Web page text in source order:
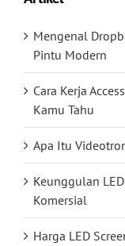
Mengenal
Pintu Modern
Cara Kerja
Kamu Tahu
Apa Itu
Keunggulan
Komersial
Harga LED